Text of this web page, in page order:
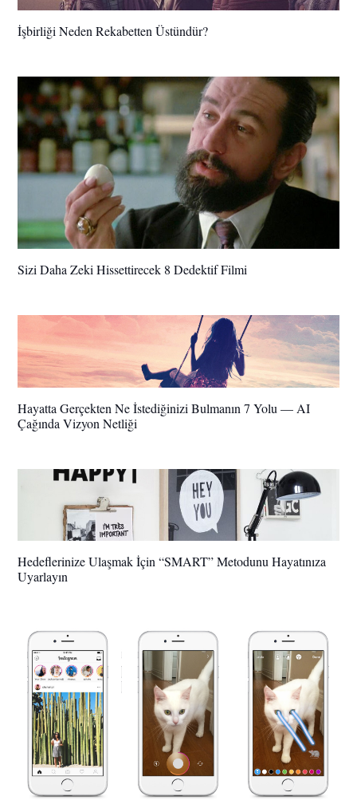
İşbirliği Neden Rekabetten Üstündür?
Sizi Daha Zeki Hissettirecek 8 Dedektif Filmi
Hayatta Gerçekten Ne İstediğinizi Bulmanın 7 Yolu — AI
Çağında Vizyon Netliği
Hedeflerinize Ulaşmak İçin “SMART” Metodunu Hayatınıza
Uyarlayın